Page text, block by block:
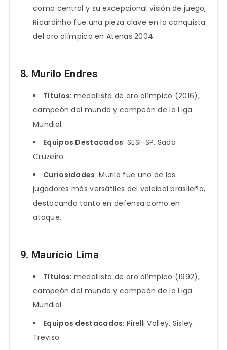
como central y su excepcional visión de juego,
Ricardinho fue una pieza clave en la conquista
del oro olímpico en Atenas 2004.
8. Murilo Endres
Títulos: medallista de oro olímpico (2016),
campeón del mundo y campeón de la Liga
Mundial.
Equipos Destacados: SESI-SP, Sada
Cruzeiro.
Curiosidades: Murilo fue uno de los
jugadores más versátiles del voleibol brasileño,
destacando tanto en defensa como en
ataque.
9. Maurício Lima
Títulos: medallista de oro olímpico (1992),
campeón del mundo y campeón de la Liga
Mundial.
Equipos destacados: Pirelli Volley, Sisley
Treviso.